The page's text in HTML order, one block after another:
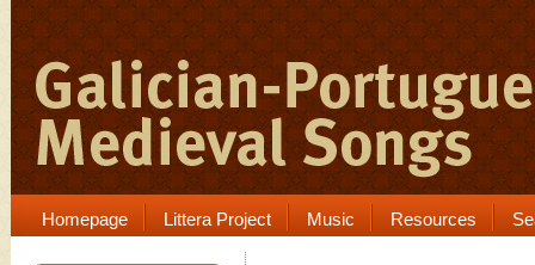
Homepage Littera Project Music Resources